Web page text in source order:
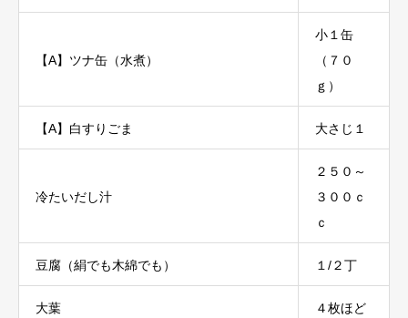
【A】ツナ缶（水煮）
小１缶
（７０
ｇ）
【A】白すりごま 大さじ１
冷たいだし汁
２５０～
３００ｃ
ｃ
豆腐（絹でも木綿でも） １/２丁
大葉 ４枚ほど